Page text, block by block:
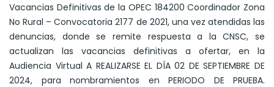
Vacancias Definitivas de la OPEC 184200 Coordinador Zona
No Rural – Convocatoria 2177 de 2021, una vez atendidas las
denuncias, donde se remite respuesta a la CNSC, se
actualizan las vacancias definitivas a ofertar, en la
Audiencia Virtual A REALIZARSE EL DÍA 02 DE SEPTIEMBRE DE
2024, para nombramientos en PERIODO DE PRUEBA.